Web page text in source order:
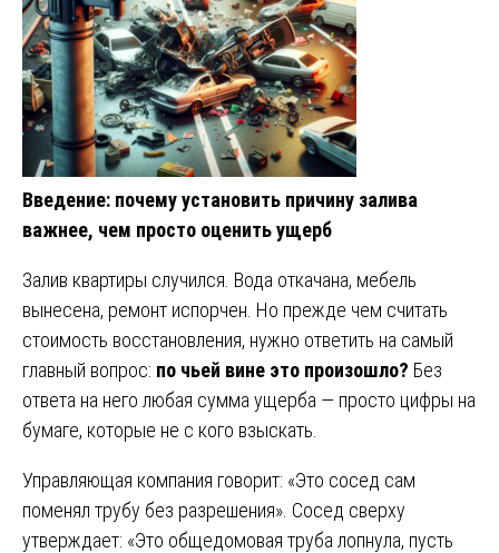
Введение: почему установить причину залива
важнее, чем просто оценить ущерб
Залив квартиры случился. Вода откачана, мебель
вынесена, ремонт испорчен. Но прежде чем считать
стоимость восстановления, нужно ответить на самый
главный вопрос: по чьей вине это произошло? Без
ответа на него любая сумма ущерба — просто цифры на
бумаге, которые не с кого взыскать.
Управляющая компания говорит: «Это сосед сам
поменял трубу без разрешения». Сосед сверху
утверждает: «Это общедомовая труба лопнула, пусть